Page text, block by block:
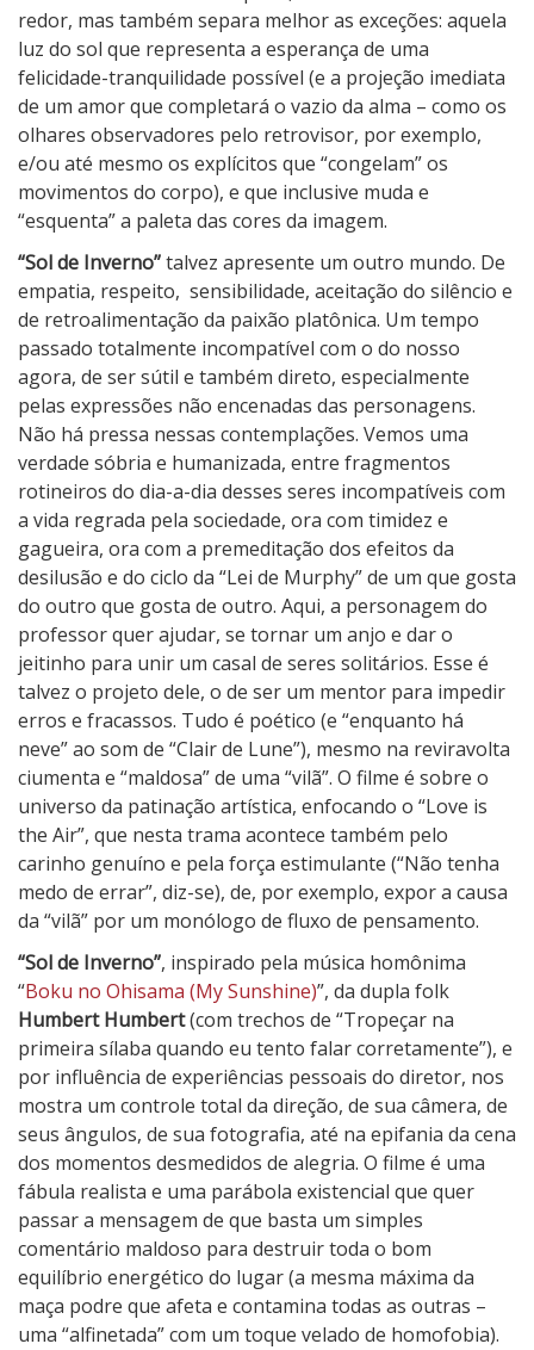
redor, mas também separa melhor as exceções: aquela
luz do sol que representa a esperança de uma
felicidade-tranquilidade possível (e a projeção imediata
de um amor que completará o vazio da alma – como os
olhares observadores pelo retrovisor, por exemplo,
e/ou até mesmo os explícitos que “congelam” os
movimentos do corpo), e que inclusive muda e
“esquenta” a paleta das cores da imagem.
“Sol de Inverno”talvez apresente um outro mundo. De
empatia, respeito, sensibilidade, aceitação do silêncio e
de retroalimentação da paixão platônica. Um tempo
passado totalmente incompatível com o do nosso
agora, de ser sútil e também direto, especialmente
pelas expressões não encenadas das personagens.
Não há pressa nessas contemplações. Vemos uma
verdade sóbria e humanizada, entre fragmentos
rotineiros do dia-a-dia desses seres incompatíveis com
a vida regrada pela sociedade, ora com timidez e
gagueira, ora com a premeditação dos efeitos da
desilusão e do ciclo da “Lei de Murphy” de um que gosta
do outro que gosta de outro. Aqui, a personagem do
professor quer ajudar, se tornar um anjo e dar o
jeitinho para unir um casal de seres solitários. Esse é
talvez o projeto dele, o de ser um mentor para impedir
erros e fracassos. Tudo é poético (e “enquanto há
neve” ao som de “Clair de Lune”), mesmo na reviravolta
ciumenta e “maldosa” de uma “vilã”. O filme é sobre o
universo da patinação artística, enfocando o “Love is
the Air”, que nesta trama acontece também pelo
carinho genuíno e pela força estimulante (“Não tenha
medo de errar”, diz-se), de, por exemplo, expor a causa
da “vilã” por um monólogo de fluxo de pensamento.
“Sol de Inverno”, inspirado pela música homônima
“Boku no Ohisama (My Sunshine)”, da dupla folk
Humbert Humbert(com trechos de “Tropeçar na
primeira sílaba quando eu tento falar corretamente”), e
por influência de experiências pessoais do diretor, nos
mostra um controle total da direção, de sua câmera, de
seus ângulos, de sua fotografia, até na epifania da cena
dos momentos desmedidos de alegria. O filme é uma
fábula realista e uma parábola existencial que quer
passar a mensagem de que basta um simples
comentário maldoso para destruir toda o bom
equilíbrio energético do lugar (a mesma máxima da
maça podre que afeta e contamina todas as outras –
uma “alfinetada” com um toque velado de homofobia).